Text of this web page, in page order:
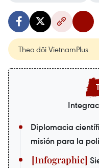
Theo dõi VietnamPlus
Diplomacia
misión para la